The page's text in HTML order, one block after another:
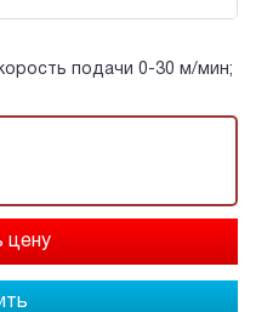
подачи 0-30 м/мин;